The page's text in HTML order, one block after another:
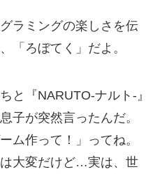
ラミングの楽しさを伝
「ろぼてく」だよ。
と『NARUTO-ナルト-』
子が突然言ったんだ。
ム作って！」ってね。
大変だけど…実は、世